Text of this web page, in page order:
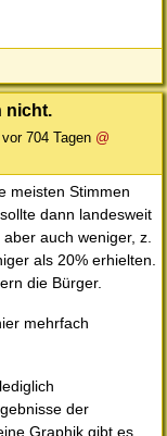
nicht.
vor 704 Tagen @
meisten Stimmen
dann landesweit
auch weniger, z.
als 20% erhielten.
die Bürger.
mehrfach
der
Graphik gibt es